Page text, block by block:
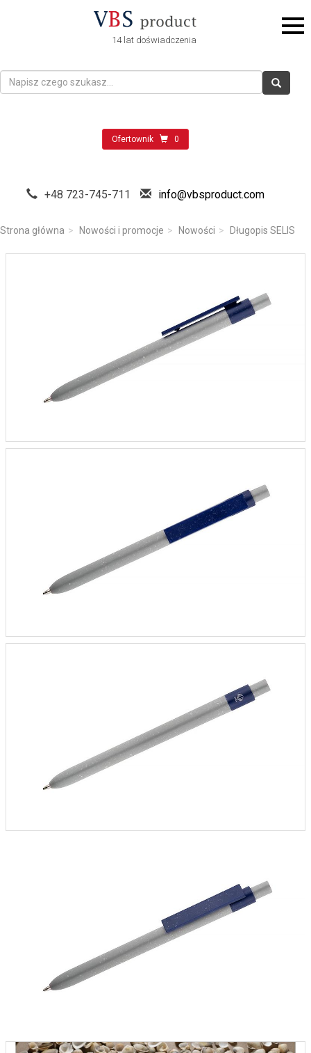
14 lat doświadczenia
Ofertownik 0
+48 723-745-711 info@vbsproduct.com
Strona główna Nowości i promocje Nowości Długopis SELIS